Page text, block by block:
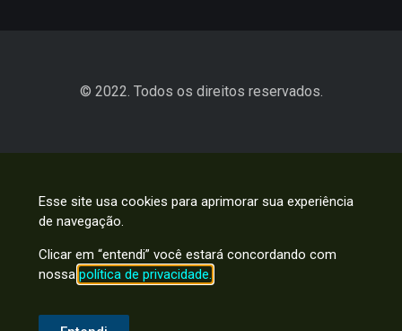
© 2022. Todos os direitos reservados.
Esse site usa cookies para aprimorar sua experiência
de navegação.
Clicar em “entendi” você estará concordando com
nossa política de privacidade.